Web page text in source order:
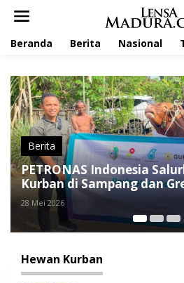
Beranda Berita Nasional
Indonesia Salurkan
di Sampang dan Gresik
2026
Hewan Kurban